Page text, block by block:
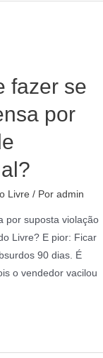
fazer se
por
Livre / Por admin
por suposta violação
Livre? E pior: Ficar
90 dias. É
o vendedor vacilou